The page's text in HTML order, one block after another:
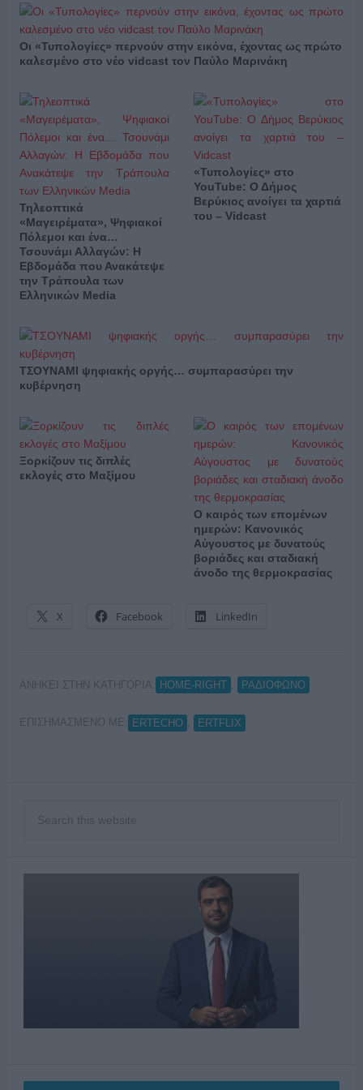
Οι «Τυπολογίες» περνούν στην εικόνα, έχοντας ως πρώτο
καλεσμένο στο νέο vidcast τον Παύλο Μαρινάκη
Τηλεοπτικά
«Μαγειρέματα», Ψηφιακοί
Πόλεμοι και ένα…
Τσουνάμι Αλλαγών: Η
Εβδομάδα που Ανακάτεψε
την Τράπουλα των
Ελληνικών Media
«Τυπολογίες» στο
YouTube: Ο Δήμος
Βερύκιος ανοίγει τα χαρτιά
του – Vidcast
ΤΣΟΥΝΑΜΙ ψηφιακής οργής… συμπαρασύρει την
κυβέρνηση
Ξορκίζουν τις διπλές
εκλογές στο Μαξίμου
Ο καιρός των επομένων
ημερών: Κανονικός
Αύγουστος με δυνατούς
βοριάδες και σταδιακή
άνοδο της θερμοκρασίας
X Facebook LinkedIn
ΑΝΗΚΕΙ ΣΤΗΝ ΚΑΤΗΓΟΡΙΑ: HOME-RIGHT ΡΑΔΙΟΦΩΝΟ
ΕΠΙΣΗΜΑΣΜΕΝΟ ΜΕ: ERTECHO ERTFLIX